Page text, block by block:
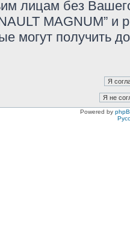
лицам без
MAGNUM” и
могут получить
Powered by